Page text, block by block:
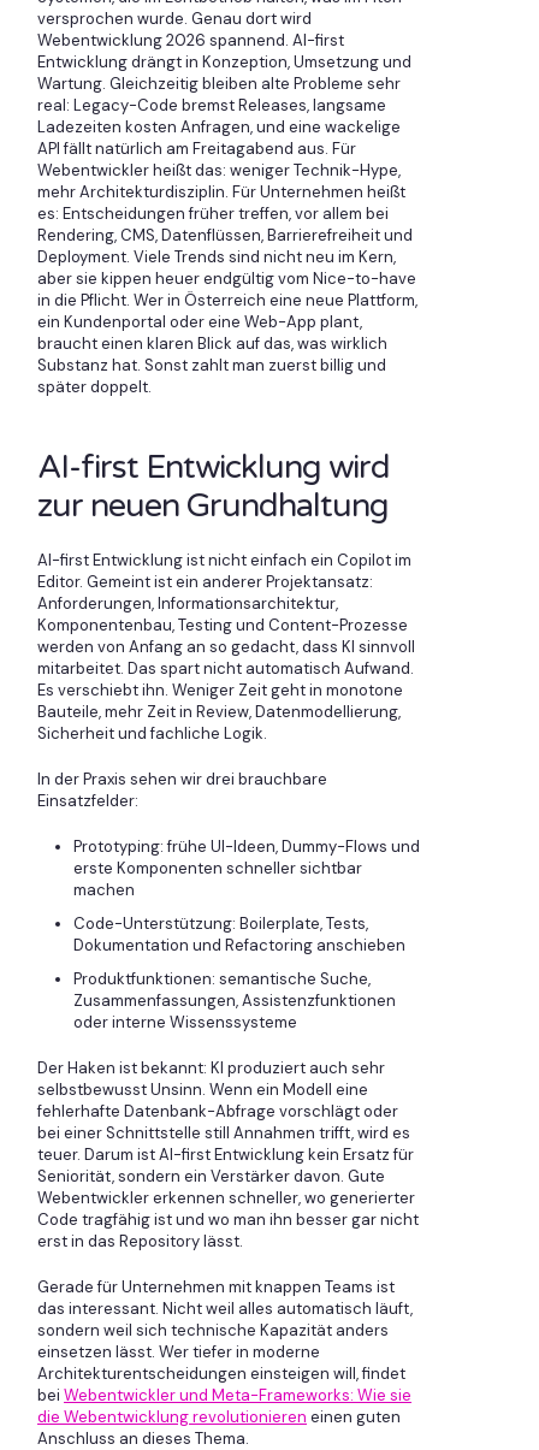
versprochen wurde. Genau dort wird
Webentwicklung 2026 spannend. AI-first
Entwicklung drängt in Konzeption, Umsetzung und
Wartung. Gleichzeitig bleiben alte Probleme sehr
real: Legacy-Code bremst Releases, langsame
Ladezeiten kosten Anfragen, und eine wackelige
API fällt natürlich am Freitagabend aus. Für
Webentwickler heißt das: weniger Technik-Hype,
mehr Architekturdisziplin. Für Unternehmen heißt
es: Entscheidungen früher treffen, vor allem bei
Rendering, CMS, Datenflüssen, Barrierefreiheit und
Deployment. Viele Trends sind nicht neu im Kern,
aber sie kippen heuer endgültig vom Nice-to-have
in die Pflicht. Wer in Österreich eine neue Plattform,
ein Kundenportal oder eine Web-App plant,
braucht einen klaren Blick auf das, was wirklich
Substanz hat. Sonst zahlt man zuerst billig und
später doppelt.
AI-first Entwicklung wird
zur neuen Grundhaltung
AI-first Entwicklung ist nicht einfach ein Copilot im
Editor. Gemeint ist ein anderer Projektansatz:
Anforderungen, Informationsarchitektur,
Komponentenbau, Testing und Content-Prozesse
werden von Anfang an so gedacht, dass KI sinnvoll
mitarbeitet. Das spart nicht automatisch Aufwand.
Es verschiebt ihn. Weniger Zeit geht in monotone
Bauteile, mehr Zeit in Review, Datenmodellierung,
Sicherheit und fachliche Logik.
In der Praxis sehen wir drei brauchbare
Einsatzfelder:
Prototyping: frühe UI-Ideen, Dummy-Flows und
erste Komponenten schneller sichtbar
machen
Code-Unterstützung: Boilerplate, Tests,
Dokumentation und Refactoring anschieben
Produktfunktionen: semantische Suche,
Zusammenfassungen, Assistenzfunktionen
oder interne Wissenssysteme
Der Haken ist bekannt: KI produziert auch sehr
selbstbewusst Unsinn. Wenn ein Modell eine
fehlerhafte Datenbank-Abfrage vorschlägt oder
bei einer Schnittstelle still Annahmen trifft, wird es
teuer. Darum ist AI-first Entwicklung kein Ersatz für
Seniorität, sondern ein Verstärker davon. Gute
Webentwickler erkennen schneller, wo generierter
Code tragfähig ist und wo man ihn besser gar nicht
erst in das Repository lässt.
Gerade für Unternehmen mit knappen Teams ist
das interessant. Nicht weil alles automatisch läuft,
sondern weil sich technische Kapazität anders
einsetzen lässt. Wer tiefer in moderne
Architekturentscheidungen einsteigen will, findet
bei Webentwickler und Meta-Frameworks: Wie sie
die Webentwicklung revolutionieren einen guten
Anschluss an dieses Thema.